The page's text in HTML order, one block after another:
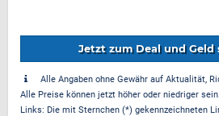
Jetzt zum Deal und Geld
Alle Angaben ohne Gewähr auf Aktualität,
Alle Preise können jetzt höher oder niedriger
Links: Die mit Sternchen (*) gekennzeichneten